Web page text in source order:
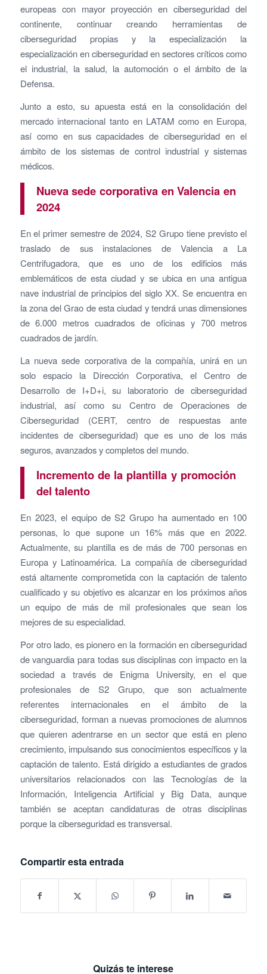
europeas con mayor proyección en ciberseguridad del
continente, continuar creando herramientas de
ciberseguridad propias y la especialización la
especialización en ciberseguridad en sectores críticos como
el industrial, la salud, la automoción o el ámbito de la
Defensa.
Junto a esto, su apuesta está en la consolidación del
mercado internacional tanto en LATAM como en Europa,
así como en sus capacidades de ciberseguridad en el
ámbito de los sistemas de control industrial y sistemas
médicos.
Nueva sede corporativa en Valencia en
2024
En el primer semestre de 2024, S2 Grupo tiene previsto el
traslado de sus instalaciones de Valencia a La
Centrifugadora, que es uno de los edificios más
emblemáticos de esta ciudad y se ubica en una antigua
nave industrial de principios del siglo XX. Se encuentra en
la zona del Grao de esta ciudad y tendrá unas dimensiones
de 6.000 metros cuadrados de oficinas y 700 metros
cuadrados de jardín.
La nueva sede corporativa de la compañía, unirá en un
solo espacio la Dirección Corporativa, el Centro de
Desarrollo de I+D+i, su laboratorio de ciberseguridad
industrial, así como su Centro de Operaciones de
Ciberseguridad (CERT, centro de respuestas ante
incidentes de ciberseguridad) que es uno de los más
seguros, avanzados y completos del mundo.
Incremento de la plantilla y promoción
del talento
En 2023, el equipo de S2 Grupo ha aumentado en 100
personas, lo que supone un 16% más que en 2022.
Actualmente, su plantilla es de más de 700 personas en
Europa y Latinoamérica. La compañía de ciberseguridad
está altamente comprometida con la captación de talento
cualificado y su objetivo es alcanzar en los próximos años
un equipo de más de mil profesionales que sean los
mejores de su especialidad.
Por otro lado, es pionero en la formación en ciberseguridad
de vanguardia para todas sus disciplinas con impacto en la
sociedad a través de Enigma University, en el que
profesionales de S2 Grupo, que son actualmente
referentes internacionales en el ámbito de la
ciberseguridad, forman a nuevas promociones de alumnos
que quieren adentrarse en un sector que está en pleno
crecimiento, impulsando sus conocimientos específicos y la
captación de talento. Está dirigido a estudiantes de grados
universitarios relacionados con las Tecnologías de la
Información, Inteligencia Artificial y Big Data, aunque
también se aceptan candidaturas de otras disciplinas
porque la ciberseguridad es transversal.
Compartir esta entrada
Quizás te interese